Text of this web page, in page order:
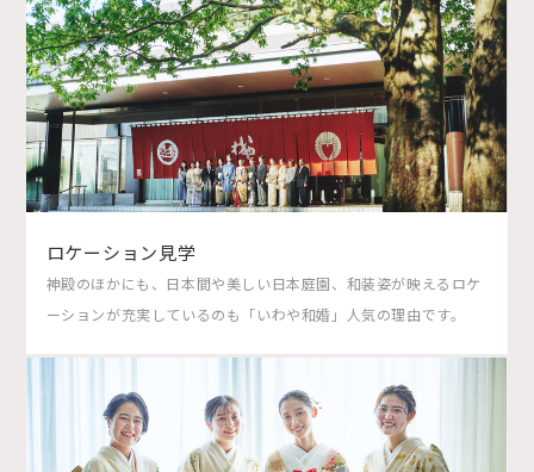
ロケーション見学
神殿のほかにも、日本間や美しい日本庭園、和装姿が映えるロケ
ーションが充実しているのも「いわや和婚」人気の理由です。